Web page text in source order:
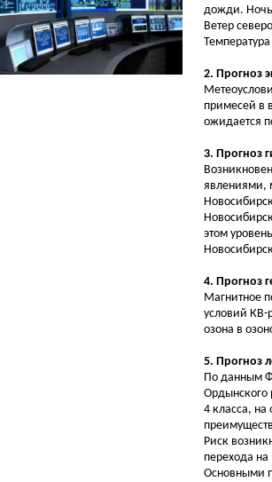
дожди.
Ветер
2. Прогноз
примесей в
ожидается
3. Прогноз
явлениями,
этом
4. Прогноз
Магнитное
условий КВ-
озона в
5. Прогноз
По данным
Ордынского
4 класса, на
Риск
перехода
Основными